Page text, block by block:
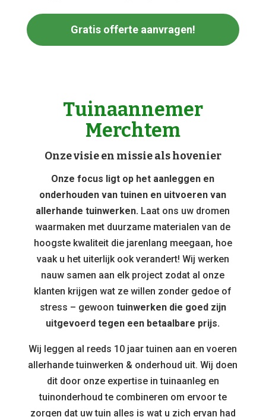
Gratis offerte aanvragen!
Tuinaannemer
Merchtem
Onze visie en missie als hovenier
Onze focus ligt op het aanleggen en
onderhouden van tuinen en uitvoeren van
allerhande tuinwerken. Laat ons uw dromen
waarmaken met duurzame materialen van de
hoogste kwaliteit die jarenlang meegaan, hoe
vaak u het uiterlijk ook verandert! Wij werken
nauw samen aan elk project zodat al onze
klanten krijgen wat ze willen zonder gedoe of
stress – gewoon tuinwerken die goed zijn
uitgevoerd tegen een betaalbare prijs.
Wij leggen al reeds 10 jaar tuinen aan en voeren
allerhande tuinwerken & onderhoud uit. Wij doen
dit door onze expertise in tuinaanleg en
tuinonderhoud te combineren om ervoor te
zorgen dat uw tuin alles is wat u zich ervan had